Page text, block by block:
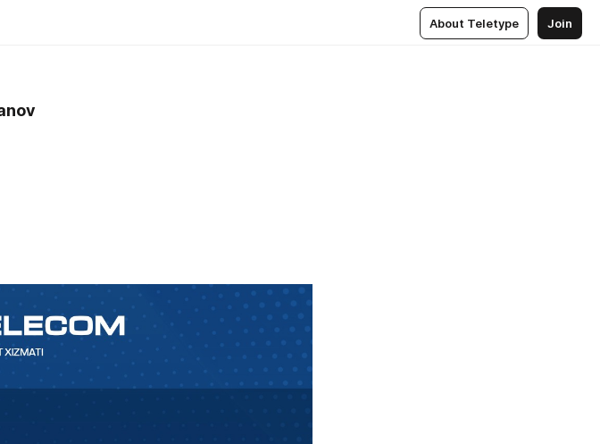
About Teletype Join